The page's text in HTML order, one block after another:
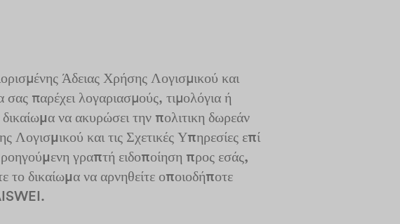
Άδειας Χρήσης Λογισμικού και
παρέχει λογαριασμούς, τιμολόγια ή
να ακυρώσει την πολιτικη δωρεάν
Λογισμικού και τις Σχετικές Υπηρεσίες επί
γραπτή ειδοποίηση προς εσάς,
το δικαίωμα να αρνηθείτε οποιοδήποτε